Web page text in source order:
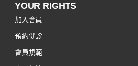
YOUR RIGHTS
加入會員
預約健診
會員規範